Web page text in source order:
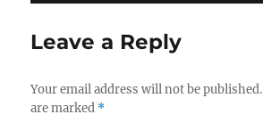
Leave a Reply
Your email address will not be published.
are marked *